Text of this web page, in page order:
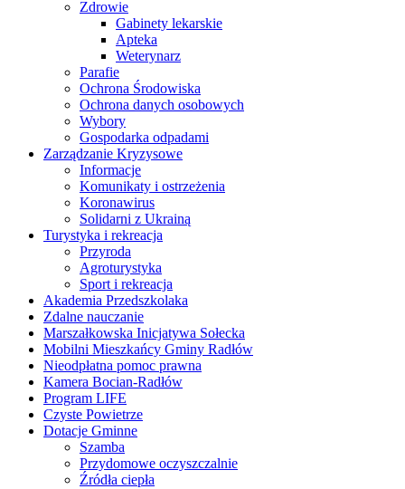
Zdrowie
Gabinety lekarskie
Apteka
Weterynarz
Parafie
Ochrona Środowiska
Ochrona danych osobowych
Wybory
Gospodarka odpadami
Zarządzanie Kryzysowe
Informacje
Komunikaty i ostrzeżenia
Koronawirus
Solidarni z Ukrainą
Turystyka i rekreacja
Przyroda
Agroturystyka
Sport i rekreacja
Akademia Przedszkolaka
Zdalne nauczanie
Marszałkowska Inicjatywa Sołecka
Mobilni Mieszkańcy Gminy Radłów
Nieodpłatna pomoc prawna
Kamera Bocian-Radłów
Program LIFE
Czyste Powietrze
Dotacje Gminne
Szamba
Przydomowe oczyszczalnie
Źródła ciepła